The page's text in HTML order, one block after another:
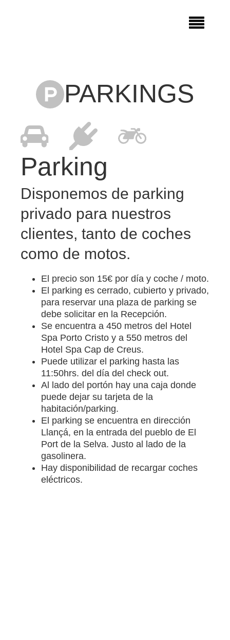
PARKINGS
Parking
Disponemos de parking
privado para nuestros
clientes, tanto de coches
como de motos.
El precio son 15€ por día y coche / moto.
El parking es cerrado, cubierto y privado,
para reservar una plaza de parking se
debe solicitar en la Recepción.
Se encuentra a 450 metros del Hotel
Spa Porto Cristo y a 550 metros del
Hotel Spa Cap de Creus.
Puede utilizar el parking hasta las
11:50hrs. del día del check out.
Al lado del portón hay una caja donde
puede dejar su tarjeta de la
habitación/parking.
El parking se encuentra en dirección
Llançá, en la entrada del pueblo de El
Port de la Selva. Justo al lado de la
gasolinera.
Hay disponibilidad de recargar coches
eléctricos.